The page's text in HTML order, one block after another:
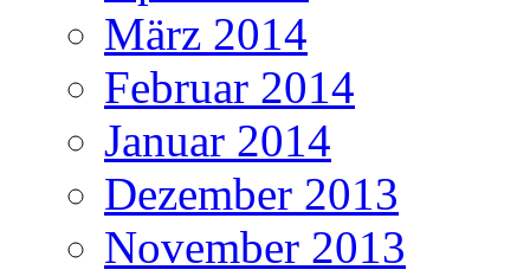
März 2014
Februar 2014
Januar 2014
Dezember 2013
November 2013